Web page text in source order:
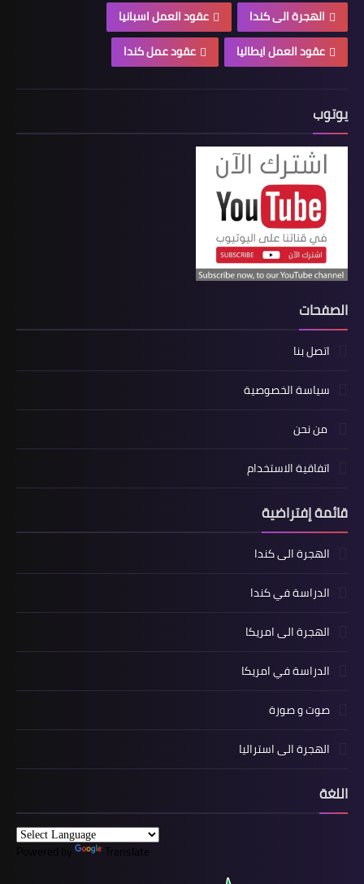
الهجرة الى كندا
عقود العمل اسبانيا
عقود العمل ايطاليا
عقود عمل كندا
يوتوب
الصفحات
اتصل بنا
سياسة الخصوصية
من نحن
اتفاقية الاستخدام
قائمة إفتراضية
الهجرة الى كندا
الدراسة في كندا
الهجرة الى امريكا
الدراسة في امريكا
صوت و صورة
الهجرة الى استراليا
اللغة
Powered by Translate